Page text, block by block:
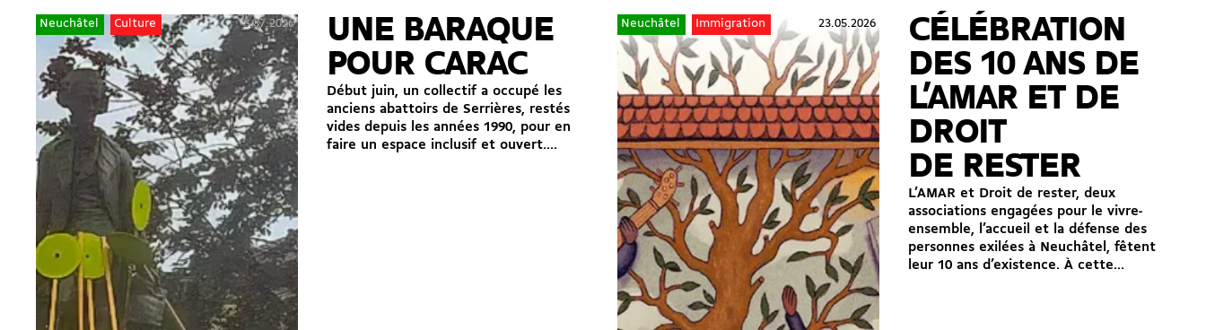
Neuchâtel Culture 3.07.2026
UNE BARAQUE
POUR CARAC
Début juin, un collectif a occupé les
anciens abattoirs de Serrières, restés
vides depuis les années 1990, pour en
faire un espace inclusif et ouvert....
Neuchâtel Immigration 23.05.2026
CÉLÉBRATION
DES 10 ANS DE
L’AMAR ET DE
DROIT
DE RESTER
L’AMAR et Droit de rester, deux
associations engagées pour le vivre-
ensemble, l’accueil et la défense des
personnes exilées à Neuchâtel, fêtent
leur 10 ans d’existence. À cette...